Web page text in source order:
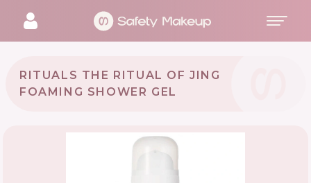
RITUALS THE RITUAL OF JING
FOAMING SHOWER GEL